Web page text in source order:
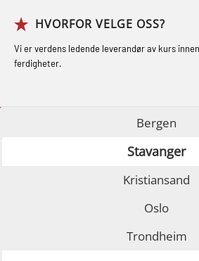
GWO: BST – Offshore
(RBSBLE018)
GWO: BST – Onshore
learning practical)
GWO: BST Refresher
(Blended with
STCW Oppdatering
Påbygging fra
Fallsikring (FAR108)
GOC sertifikat
(GMDSS) (MRC101)
GOC sertifikat
HVORFOR VELGE OSS?
Vi er verdens ledende leverandør av kurs
ferdigheter.
Bergen
Stavanger
Kristiansand
Oslo
Trondheim